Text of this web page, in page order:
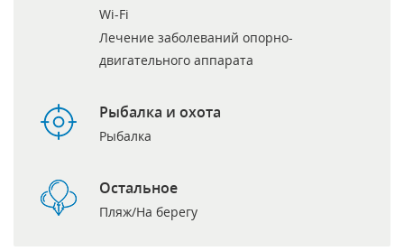
Wi-Fi
Лечение заболеваний опорно-
двигательного аппарата
Рыбалка и охота
Рыбалка
Остальное
Пляж/На берегу